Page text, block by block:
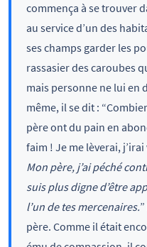
commença à se trouver
au service d’un des
ses champs garder les
rassasier des caroubes
mais personne ne lui en
même, il se dit :
père ont du pain en
faim ! Je me lèverai,
Mon père, j’ai péché
suis plus digne d’être
l’un de tes mercenaires.
père. Comme il était